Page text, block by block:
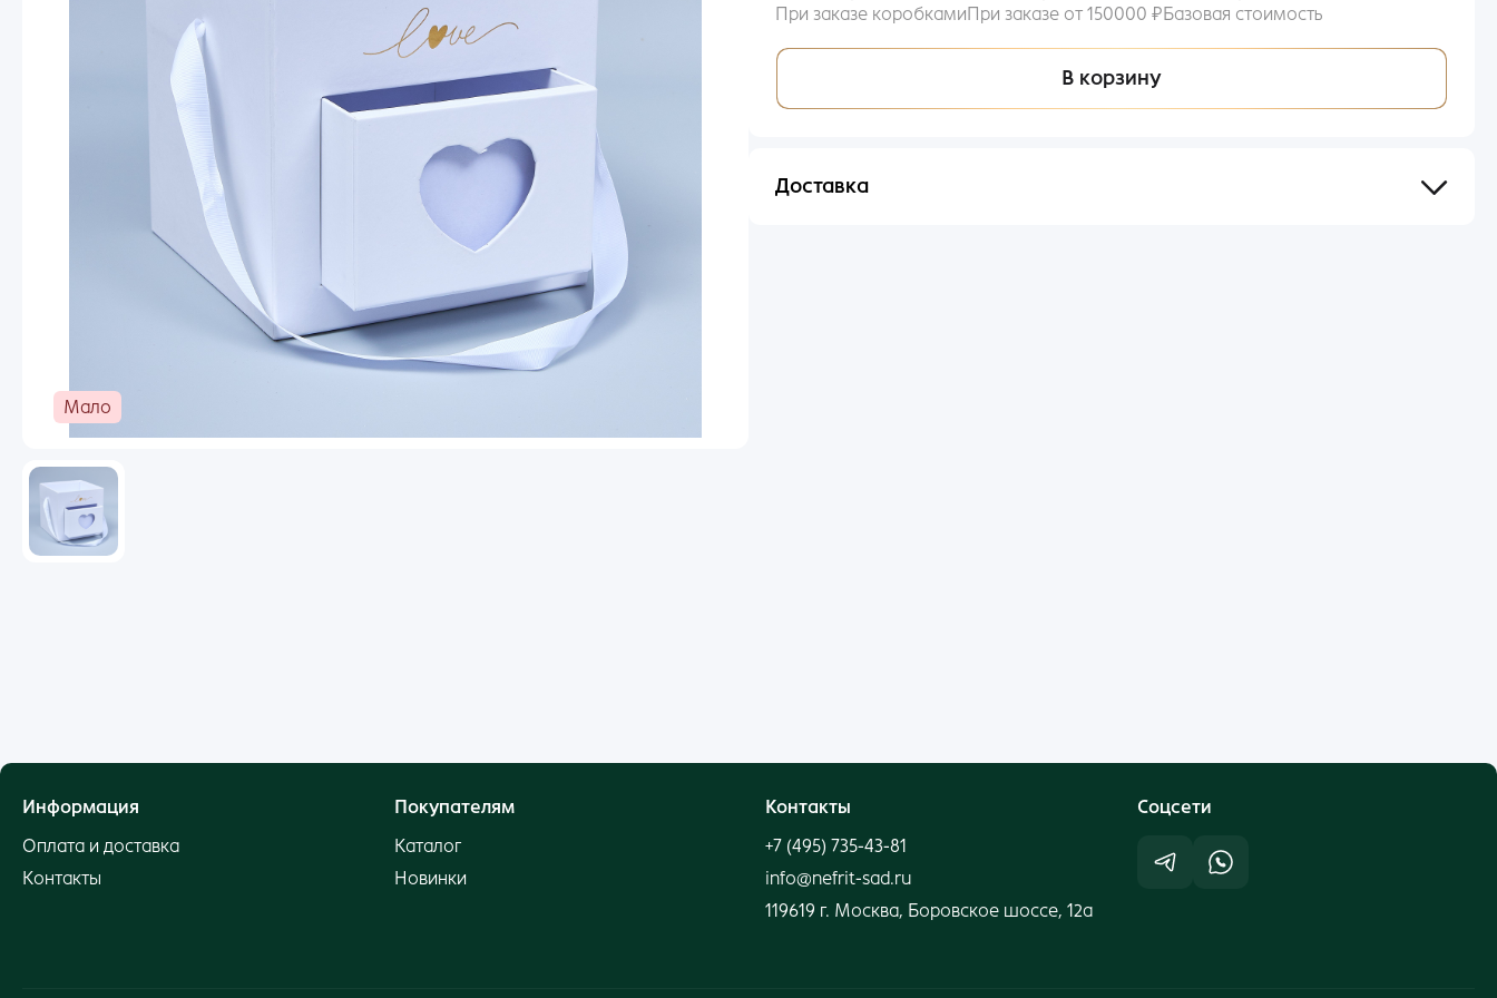
Новогодний ассортимент
Сухоцветы, Перья
Упаковочные материалы
Выгодное предложение
Мало
При заказе коробкамиПри заказе от 150000 ₽Базовая стоимость
В корзину
Доставка
Информация
Оплата и доставка
Контакты
Покупателям
Каталог
Новинки
Контакты
+7 (495) 735-43-81
info@nefrit-sad.ru
119619 г. Москва, Боровское шоссе, 12а
Cоцсети
Email
Пароль